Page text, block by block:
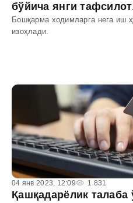
бўйича янги
Бошқарма ходимларга нега иш
изоҳлади.
04 янв 2023, 12:09 1 831
Қашқадарёлик